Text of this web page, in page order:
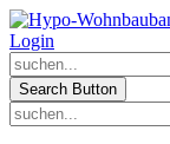
Login
Search Button